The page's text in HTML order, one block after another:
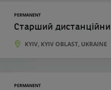
PERMANENT
Старший
KYIV, KYIV OBLAST, UKRAINE
PERMANENT